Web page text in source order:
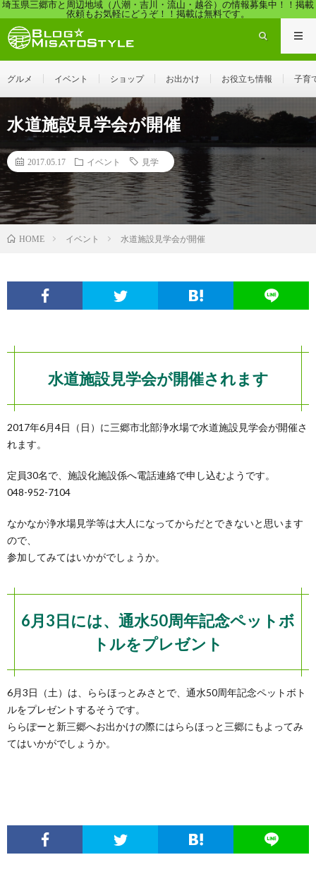
埼玉県三郷市と周辺地域（八潮・吉川・流山・越谷）の情報募集中！！掲載
依頼もお気軽にどうぞ！！掲載は無料です。
グルメ イベント ショップ お出かけ お役立ち情報 子育
水道施設見学会が開催
2017.05.17 イベント 見学
HOME イベント 水道施設見学会が開催
水道施設見学会が開催されます
2017年6月4日（日）に三郷市北部浄水場で水道施設見学会が開催さ
れます。
定員30名で、施設化施設係へ電話連絡で申し込むようです。
048-952-7104
なかなか浄水場見学等は大人になってからだとできないと思います
ので、
参加してみてはいかがでしょうか。
6月3日には、通水50周年記念ペットボ
トルをプレゼント
6月3日（土）は、ららほっとみさとで、通水50周年記念ペットボト
ルをプレゼントするそうです。
ららぽーと新三郷へお出かけの際にはららほっと三郷にもよってみ
てはいかがでしょうか。